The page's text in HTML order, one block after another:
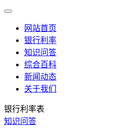
网站首页
银行利率
知识问答
综合百科
新闻动态
关于我们
银行利率表
知识问答